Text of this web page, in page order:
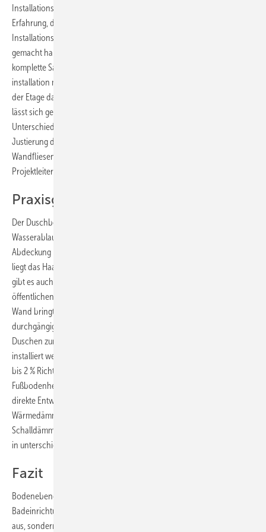
Installationsaufwand beim Einbau einer bodenebenen Dusche. Eine
Erfahrung, die auch die Mitarbeiter der ausführenden
Installationsfirma Friedrich Morsch aus Eppelheim bei Heidelberg
gemacht haben. Das Unternehmen war im ersten Bauabschnitt für die
komplette Sanitär­installation verantwortlich. Neben der Vor­wand­
installation mit dem Duofix-System kam im Steigstrang Mapress und in
der Etage das Pushfit-Stecksystem zum Einsatz. „Das Duschelement
lässt sich genauso einfach montieren wie ein WC-Element. Die
Unterschiede beschränken sich in erster Linie auf die exakte
Justierung des Dichtflansches und die Anpassung an das Niveau der
Wandfliesendicke mithilfe des Sichtrahmens“, so Gerhard Koch,
Projektleiter bei der Morsch Sanitär-Technik.
Praxisgerechte Technik
Der Duschbenutzer sieht vom Duschelement mit integriertem
Wasserablauf nur eine Abdeckplatte, die es in vier Varianten gibt. Die
Abdeckung kann mit einem Handgriff abgenommen werden. Dahinter
liegt das Haarsieb, das sich zur Reinigung entnehmen lässt. Alternativ
gibt es auch eine fest verschraubbare Abdeckung in Edelstahl für den
öffentlichen Bereich. Die Verlegung der Dusch­entwässerung in die
Wand bringt noch weitere Vorteile für den Duschplatz. Es entsteht ein
durchgängiger Boden ohne störende Unterbrechungen. So können
Duschen zum Beispiel an frei im Raum platzierten Trennwänden
installiert werden. Am Boden muss grundsätzlich nur ein Gefälle von 1
bis 2 % Richtung Wandablauf etabliert werden. Weiterer Nebeneffekt:
Fußbodenheizungen sind einfacher zu verwirklichen. Durch die
direkte Entwässerung in die Vorwand wird zudem die Trittschall- und
Wärmedämmung nicht unterbrochen. Das garantiert eine sichere
Schalldämmung. Dazu wurden die Duschelemente im Gesamtsystem
in unterschiedlichen Bausituationen geprüft.
Fazit
Bodenebene Duschen zählen heute fast schon zum Standard in der
Badeinrichtung oder -modernisierung. Sie sehen nicht nur eleganter
aus, sondern sind auch ein Schritt hin zu einem Bad ohne